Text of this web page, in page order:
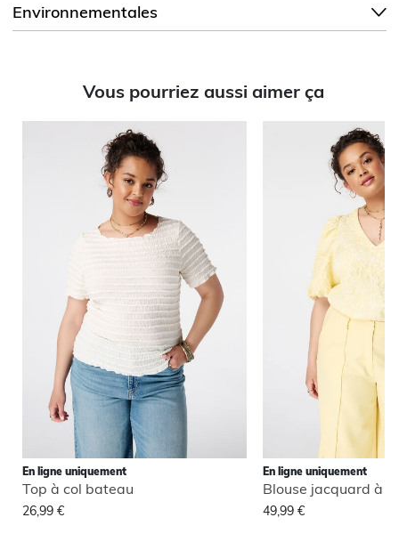
Environnementales
Vous pourriez aussi aimer ça
En ligne uniquement
Top à col bateau
26,99 €
En ligne uniquement
49,99 €